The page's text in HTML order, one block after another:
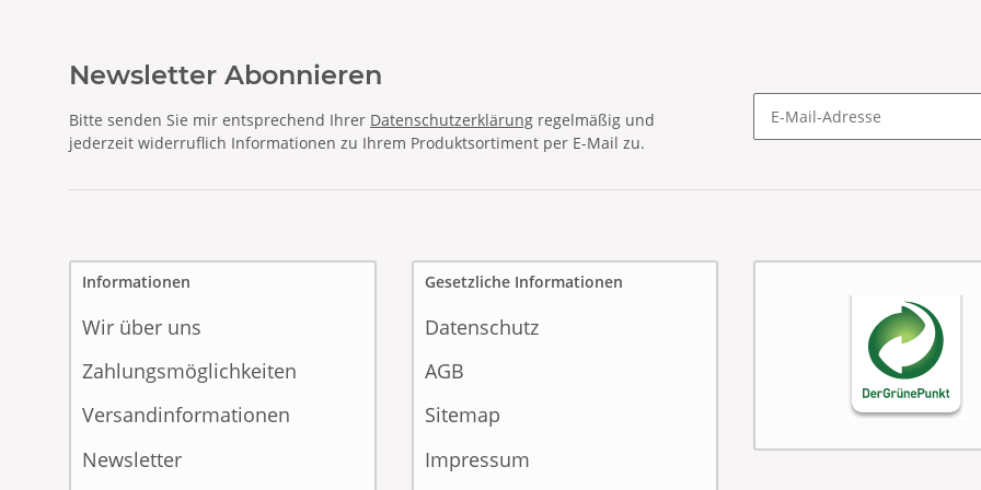
Newsletter Abonnieren
Bitte senden Sie mir entsprechend Ihrer Datenschutzerklärung regelmäßig und
jederzeit widerruflich Informationen zu Ihrem Produktsortiment per E-Mail zu.
Informationen
Wir über uns
Zahlungsmöglichkeiten
Versandinformationen
Newsletter
Gesetzliche Informationen
Datenschutz
AGB
Sitemap
Impressum